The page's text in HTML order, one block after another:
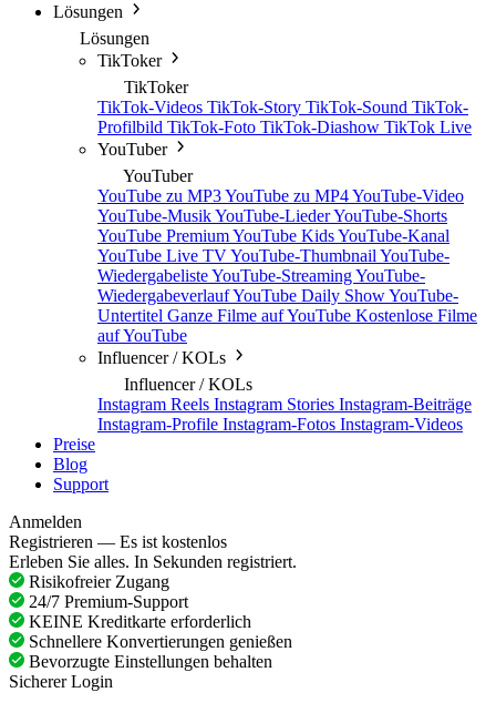
Lösungen
Lösungen
TikToker
TikToker
TikTok-Videos TikTok-Story TikTok-Sound TikTok-
Profilbild TikTok-Foto TikTok-Diashow TikTok Live
YouTuber
YouTuber
YouTube zu MP3YouTube zu MP4YouTube-Video
YouTube-MusikYouTube-LiederYouTube-Shorts
YouTube PremiumYouTube KidsYouTube-Kanal
YouTube Live TVYouTube-Thumbnail YouTube-
WiedergabelisteYouTube-StreamingYouTube-
WiedergabeverlaufYouTube Daily ShowYouTube-
Untertitel Ganze Filme auf YouTube Kostenlose Filme
auf YouTube
Influencer / KOLs
Influencer / KOLs
Instagram Reels Instagram Stories Instagram-Beiträge
Instagram-Profile Instagram-Fotos Instagram-Videos
Preise
Blog
Support
Anmelden
Registrieren — Es ist kostenlos
Erleben Sie alles. In Sekunden registriert.
Risikofreier Zugang
24/7 Premium-Support
KEINE Kreditkarte erforderlich
Schnellere Konvertierungen genießen
Bevorzugte Einstellungen behalten
Sicherer Login